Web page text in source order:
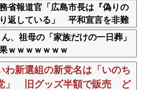
省報道官「広島市長は『偽りの
返している」 平和宣言を非難
、祖母の「家族だけの一日葬」
ｗｗｗｗｗｗｗ
わ新選組の新党名は「いのち
」 旧グッズ半額で販売 ど